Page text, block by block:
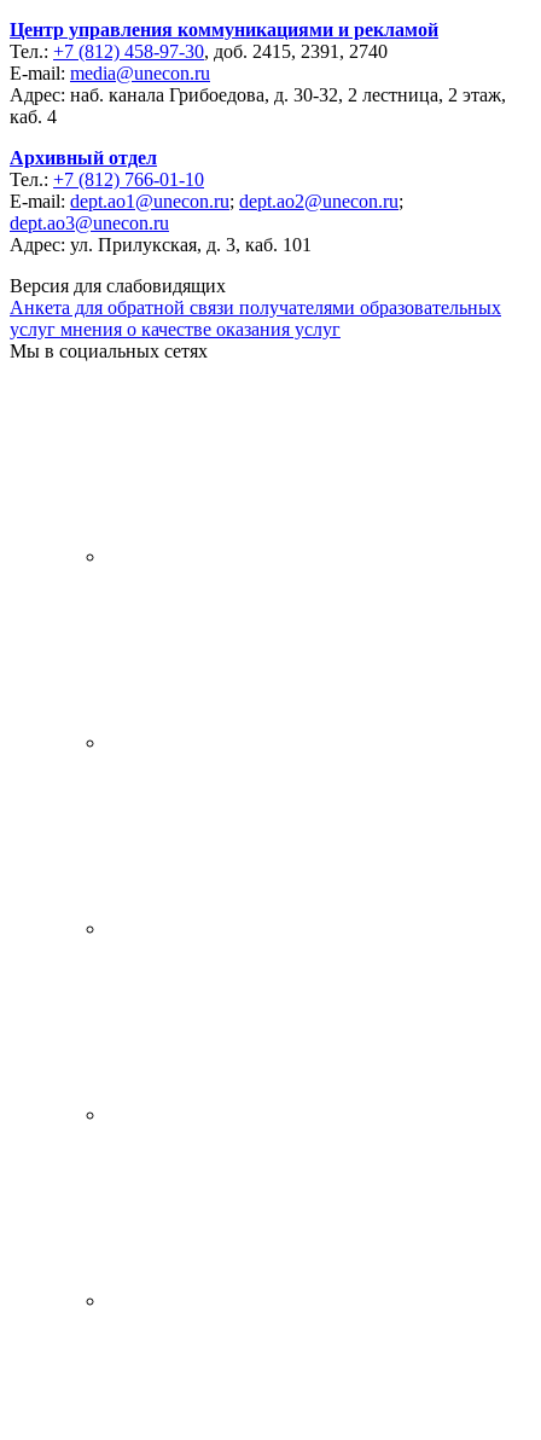
Центр управления коммуникациями и рекламой
Тел.: +7 (812) 458-97-30, доб. 2415, 2391, 2740
E-mail: media@unecon.ru
Адрес: наб. канала Грибоедова, д. 30-32, 2 лестница, 2 этаж,
каб. 4
Архивный отдел
Тел.: +7 (812) 766-01-10
E-mail: dept.ao1@unecon.ru; dept.ao2@unecon.ru;
dept.ao3@unecon.ru
Адрес: ул. Прилукская, д. 3, каб. 101
Версия для слабовидящих
Анкета для обратной связи получателями образовательных
услуг мнения о качестве оказания услуг
Мы в социальных сетях